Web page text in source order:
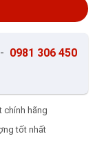
- 0981 306 450
chính hãng
tốt nhất